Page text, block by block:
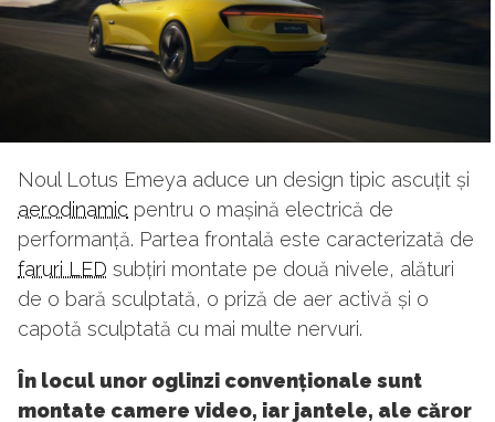
Noul Lotus Emeya aduce un design tipic ascuțit și
aerodinamic pentru o mașină electrică de
performanță. Partea frontală este caracterizată de
faruri LED subțiri montate pe două nivele, alături
de o bară sculptată, o priză de aer activă și o
capotă sculptată cu mai multe nervuri.
În locul unor oglinzi convenționale sunt
montate camere video, iar jantele, ale căror